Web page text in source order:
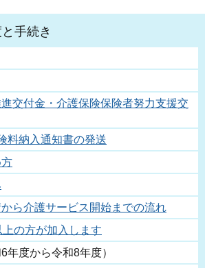
手続き
交付金・介護保険保険者努力支援交
料納入通知書の発送
ら介護サービス開始までの流れ
の方が加入します
年度から令和8年度）